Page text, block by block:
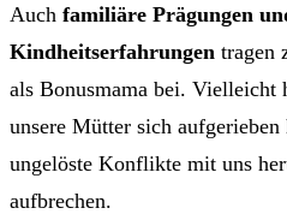
Auch familiäre Prägungen
Kindheitserfahrungen tragen
als Bonusmama bei. Vielleicht
unsere Mütter sich
ungelöste Konflikte mit uns
aufbrechen.